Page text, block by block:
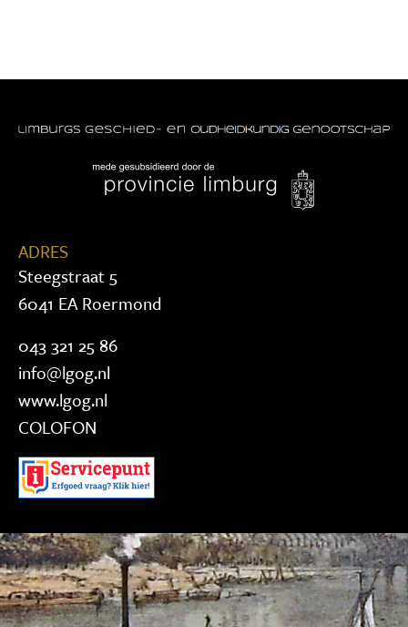
ADRES
Steegstraat 5
6041 EA Roermond
043 321 25 86
info@lgog.nl
www.lgog.nl
COLOFON